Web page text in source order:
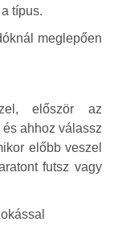
típus.
meglepően
először az
ahhoz válassz
előbb veszel
futsz vagy